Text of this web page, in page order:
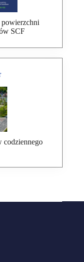
powierzchni
SCF
codziennego